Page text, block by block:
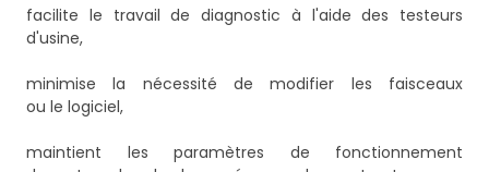
facilite le travail de diagnostic à l'aide des testeurs
d'usine,
minimise la nécessité de modifier les faisceaux
ou le logiciel,
maintient les paramètres de fonctionnement